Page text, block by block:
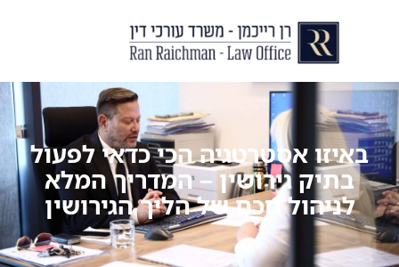
באיזו אסטרטגיה הכי כדאי לפעול
בתיק גירושין – המדריך המלא
לניהול חכם של הליך הגירושין